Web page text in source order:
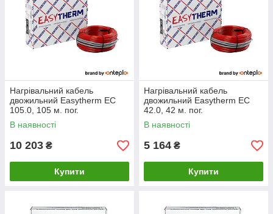
Нагрівальний кабель
двожильний Easytherm EC
105.0, 105 м. пог.
В наявності
10 203 ₴
Купити
Нагрівальний кабель
двожильний Easytherm EC
42.0, 42 м. пог.
В наявності
5 164 ₴
Купити